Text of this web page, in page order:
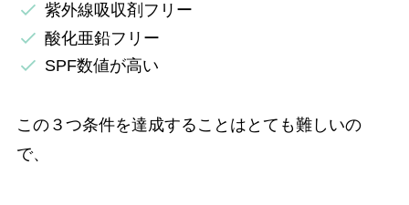
紫外線吸収剤フリー
酸化亜鉛フリー
SPF数値が高い
この３つ条件を達成することはとても難しいの
で、